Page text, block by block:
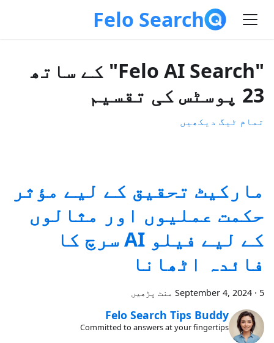
Felo Search
"Felo AI Search" کے ساتھ
23 پوسٹس کی تقسیم
تمام ٹیگ دیکھیں
مارکیٹ تحقیق کے لیے مؤثر
حکمت عملیوں اور مثالوں
کے لیے فیلو AI سرچ کا
فائدہ اٹھانا
September 4, 2024 · 5 منٹ پڑھیں
Felo Search Tips Buddy
Committed to answers at your fingertips